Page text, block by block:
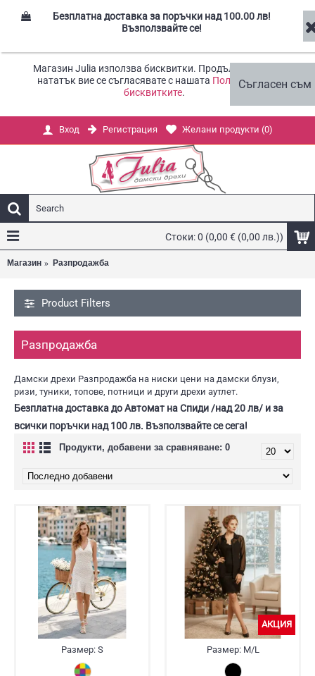
Безплатна доставка за поръчки над 100.00 лв!
Възползвайте се!
Магазин Julia използва бисквитки. Продължавайки
нататък вие се съгласявате с нашата Политика за
бисквитките.
Съгласен съм
Вход Регистрация Желани продукти (0)
Стоки: 0 (0,00 € (0,00 лв.))
Магазин Разпродажба
Product Filters
Разпродажба
Дамски дрехи Разпродажба на ниски цени на дамски блузи,
ризи, туники, топове, потници и други дрехи аутлет.
Безплатна доставка до Автомат на Спиди /над 20 лв/ и за
всички поръчки над100лв. Възползвайте се сега!
Продукти, добавени за сравняване: 0
Размер: S
АКЦИЯ
Размер:M/L